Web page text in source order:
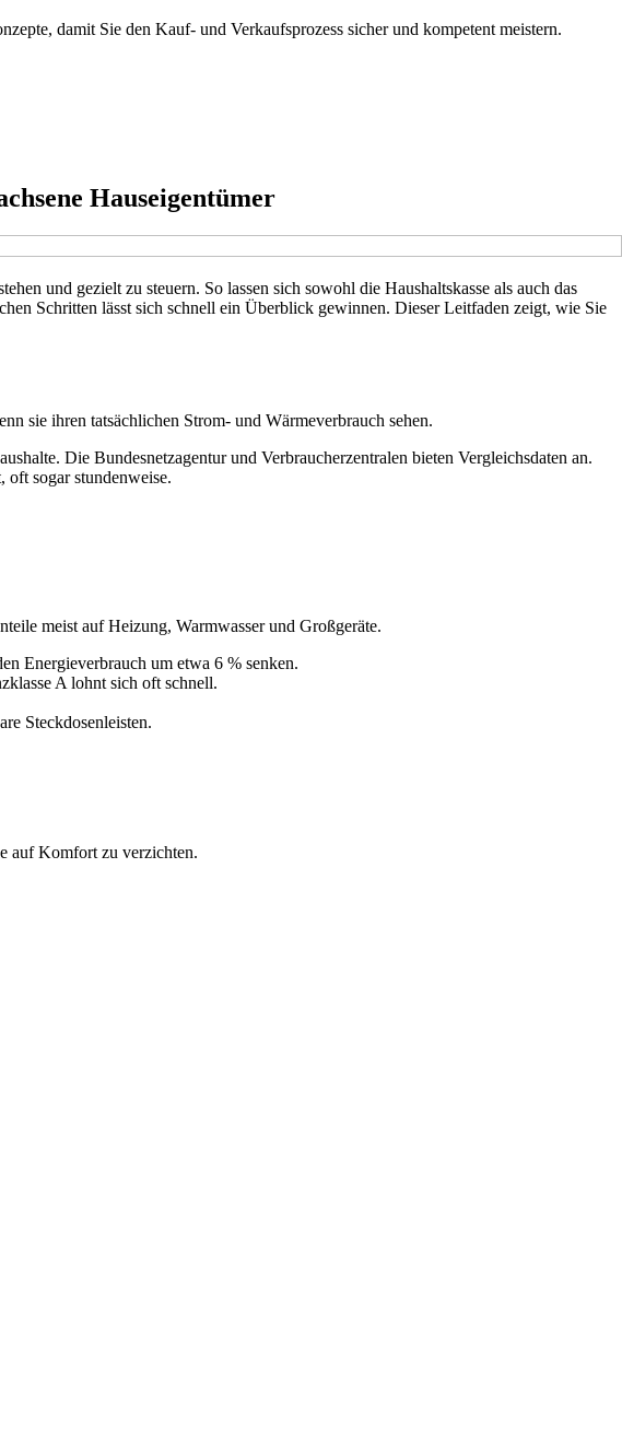
damit Sie den Kauf- und Verkaufsprozess sicher und kompetent meistern.
Hauseigentümer
und gezielt zu steuern. So lassen sich sowohl die Haushaltskasse als auch das
Schritten lässt sich schnell ein Überblick gewinnen. Dieser Leitfaden zeigt, wie Sie
sie ihren tatsächlichen Strom- und Wärmeverbrauch sehen.
Die Bundesnetzagentur und Verbraucherzentralen bieten Vergleichsdaten an.
oft sogar stundenweise.
meist auf Heizung, Warmwasser und Großgeräte.
Energieverbrauch um etwa 6 % senken.
A lohnt sich oft schnell.
Steckdosenleisten.
auf Komfort zu verzichten.